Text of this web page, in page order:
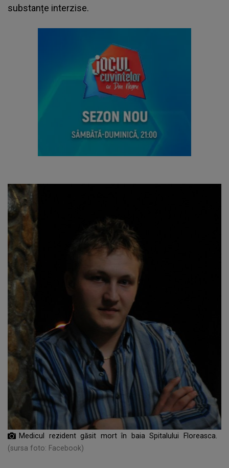
substanțe interzise.
Medicul rezident găsit mort în baia Spitalului Floreasca.
(sursa foto: Facebook)